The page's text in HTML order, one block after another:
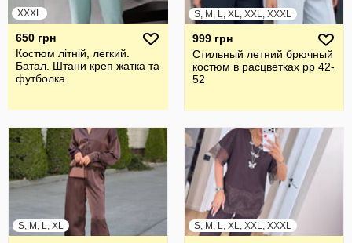
XXXL
650 грн
Костюм літній, легкий.
Батал. Штани креп жатка та
футболка.
S, M, L, XL, XXL, XXXL
999 грн
Стильный летний брючный
костюм в расцветках рр 42-
52
S, M, L, XL S, M, L, XL, XXL, XXXL